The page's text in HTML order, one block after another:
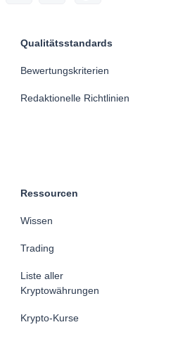
Qualitätsstandards
Bewertungskriterien
Redaktionelle Richtlinien
Ressourcen
Wissen
Trading
Liste aller
Kryptowährungen
Krypto-Kurse